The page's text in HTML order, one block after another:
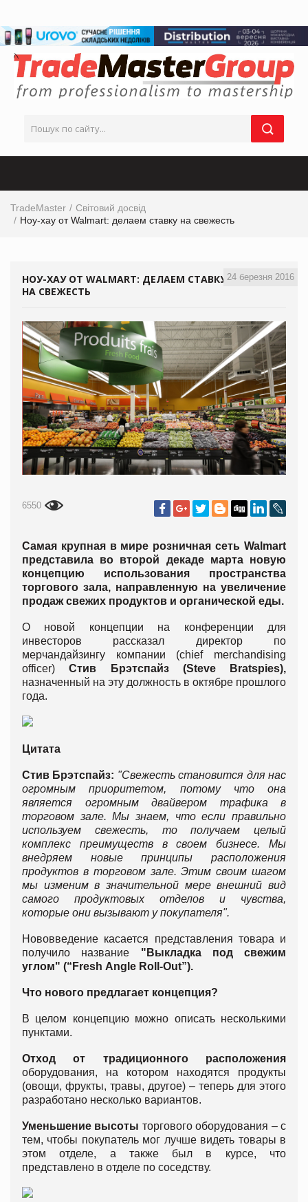
TradeMaster
Світовий досвід
Ноу-хау от Walmart: делаем ставку на свежесть
24 березня 2016
НОУ-ХАУ ОТ WALMART: ДЕЛАЕМ СТАВКУ
НА СВЕЖЕСТЬ
6550
Самая крупная в мире розничная сеть Walmart
представила во второй декаде марта новую
концепцию использования пространства
торгового зала, направленную на увеличение
продаж свежих продуктов и органической еды.
О новой концепции на конференции для
инвесторов рассказал директор по
мерчандайзингу компании (chief merchandising
officer)Стив Брэтспайз (Steve Bratspies),
назначенный на эту должность в октябре прошлого
года.
Цитата
Стив Брэтспайз: "Свежесть становится для нас
огромным приоритетом, потому что она
является огромным двайвером трафика в
торговом зале. Мы знаем, что если правильно
используем свежесть, то получаем целый
комплекс преимуществ в своем бизнесе. Мы
внедряем новые принципы расположения
продуктов в торговом зале. Этим своим шагом
мы изменим в значительной мере внешний вид
самого продуктовых отделов и чувства,
которые они вызывают у покупателя".
Нововведение касается представления товара и
получило название "Выкладка под свежим
углом" (“ Fresh Angle Roll -Out”).
Что нового предлагает концепция?
В целом концепцию можно описать несколькими
пунктами.
Отход от традиционного расположения
оборудования, на котором находятся продукты
(овощи, фрукты, травы, другое) – теперь для этого
разработано несколько вариантов.
Уменьшение высоты торгового оборудования – с
тем, чтобы покупатель мог лучше видеть товары в
этом отделе, а также был в курсе, что
представлено в отделе по соседству.